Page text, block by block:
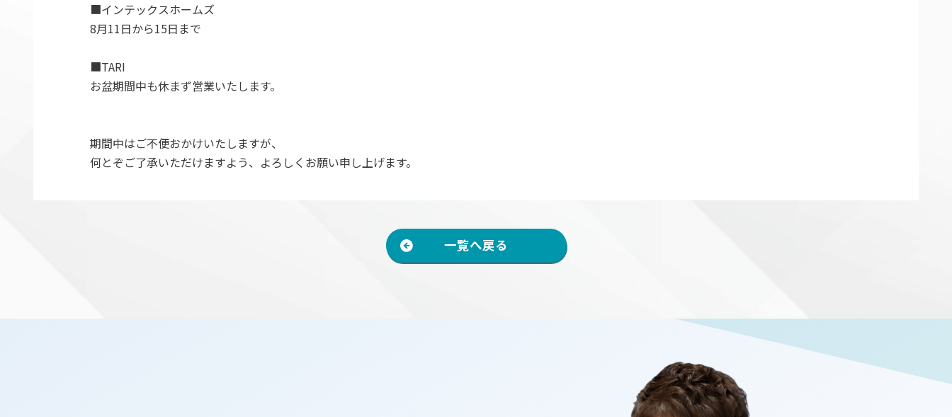
■インテックスホームズ
8月11日から15日まで
■TARI
お盆期間中も休まず営業いたします。
期間中はご不便おかけいたしますが、
何とぞご了承いただけますよう、よろしくお願い申し上げます。
一覧へ戻る